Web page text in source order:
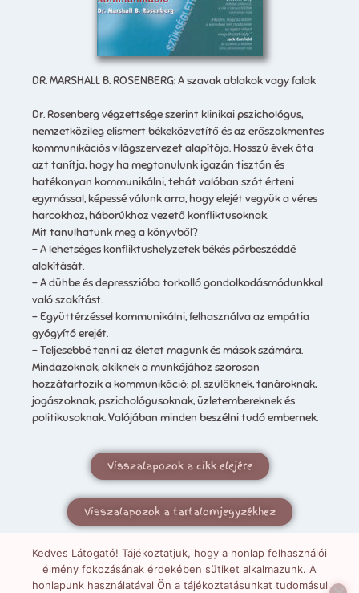
DR. MARSHALL B. ROSENBERG: A szavak ablakok vagy falak
Dr. Rosenberg végzettsége szerint klinikai pszichológus,
nemzetközileg elismert békeközvetítő és az erőszakmentes
kommunikációs világszervezet alapítója. Hosszú évek óta
azt tanítja, hogy ha megtanulunk igazán tisztán és
hatékonyan kommunikálni, tehát valóban szót érteni
egymással, képessé válunk arra, hogy elejét vegyük a véres
harcokhoz, háborúkhoz vezető konfliktusoknak.
Mit tanulhatunk meg a könyvből?
– A lehetséges konfliktushelyzetek békés párbeszéddé
alakítását.
– A dühbe és depresszióba torkolló gondolkodásmódunkkal
való szakítást.
– Együttérzéssel kommunikálni, felhasználva az empátia
gyógyító erejét.
– Teljesebbé tenni az életet magunk és mások számára.
Mindazoknak, akiknek a munkájához szorosan
hozzátartozik a kommunikáció: pl. szülőknek, tanároknak,
jogászoknak, pszichológusoknak, üzletembereknek és
politikusoknak. Valójában minden beszélni tudó embernek.
Visszalapozok a cikk elejére
Visszalapozok a tartalomjegyzékhez
Kedves Látogató! Tájékoztatjuk, hogy a honlap felhasználói
élmény fokozásának érdekében sütiket alkalmazunk. A
honlapunk használatával Ön a tájékoztatásunkat tudomásul